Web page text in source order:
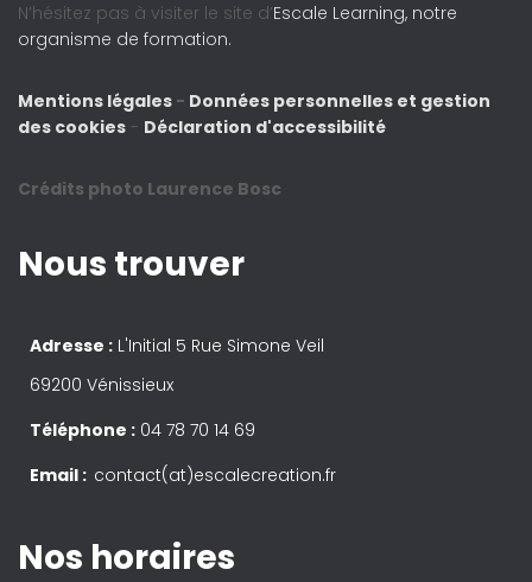
N’hésitez pas à visiter le site d’Escale Learning, notre
organisme de formation.
Mentions légales - Données personnelles et gestion
des cookies - Déclaration d'accessibilité
Crédits photo Laurence Bosc
Nous trouver
Adresse : L'Initial 5 Rue Simone Veil
69200 Vénissieux
Téléphone : 04 78 70 14 69
Email : contact(at)escalecreation.fr
Nos horaires